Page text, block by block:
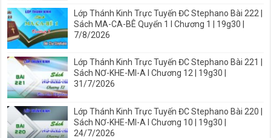
Lớp Thánh Kinh Trực Tuyến ĐC Stephano Bài 222 |
Sách MA-CA-BÊ Quyển 1 I Chương 1 | 19g30 |
7/8/2026
Lớp Thánh Kinh Trực Tuyến ĐC Stephano Bài 221 |
Sách NƠ-KHE-MI-A I Chương 12 | 19g30 |
31/7/2026
Lớp Thánh Kinh Trực Tuyến ĐC Stephano Bài 220 |
Sách NƠ-KHE-MI-A I Chương 10 | 19g30 |
24/7/2026